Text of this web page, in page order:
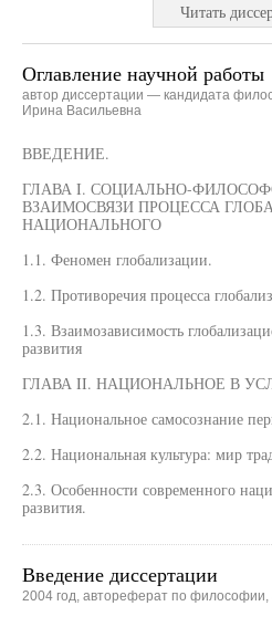
Читать
Оглавление научной работы
автор диссертации — кандидата
Ирина Васильевна
ВВЕДЕНИЕ.
ГЛАВА I. СОЦИАЛЬНО-
ВЗАИМОСВЯЗИ ПРОЦЕССА
НАЦИОНАЛЬНОГО
1.1. Феномен глобализации.
1.2. Противоречия процесса
1.3. Взаимозависимость
развития
ГЛАВА II. НАЦИОНАЛЬНОЕ В
2.1. Национальное самосознание
2.2. Национальная культура: мир
2.3. Особенности современного
развития.
Введение диссертации
2004 год, автореферат по